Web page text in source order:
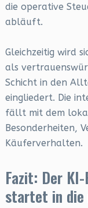
die operative
abläuft.
Gleichzeitig wird
als
Schicht in den
eingliedert. Die
fällt mit dem
Besonderheiten,
Käuferverhalten.
Fazit: Der
startet in die